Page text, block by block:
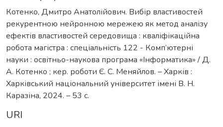
Котенко, Дмитро Анатолійович. Вибір властивостей
рекурентною нейронною мережею як метод аналізу
ефектів властивостей середовища : кваліфікаційна
робота магістра : спеціальність 122 - Комп’ютерні
науки : освітньо-наукова програма «Інформатика» / Д.
А. Котенко ; кер. роботи Є. С. Меняйлов. – Харків :
Харківський національний університет імені В. Н.
Каразіна, 2024. – 53 с.
URI